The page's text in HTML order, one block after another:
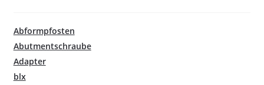
Abformpfosten
Abutmentschraube
Adapter
blx